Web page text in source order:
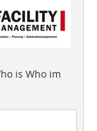
is Who im